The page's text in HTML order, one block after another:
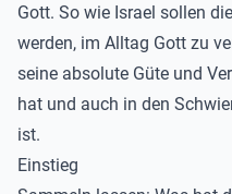
Gott. So wie Israel sollen
werden, im Alltag Gott zu
seine absolute Güte und
hat und auch in den
ist.
Einstieg